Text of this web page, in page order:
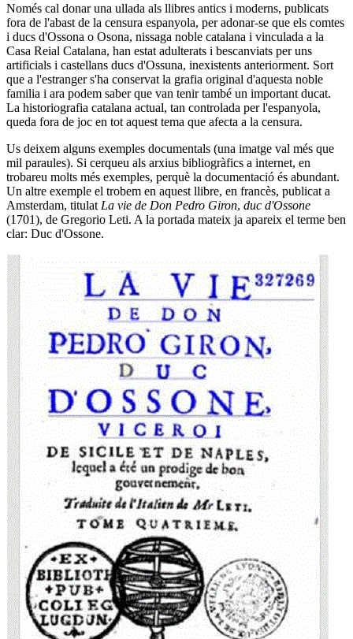
Només cal donar una ullada als llibres antics i moderns, publicats
fora de l'abast de la censura espanyola, per adonar-se que els comtes
i ducs d'Ossona o Osona, nissaga noble catalana i vinculada a la
Casa Reial Catalana, han estat adulterats i bescanviats per uns
artificials i castellans ducs d'Ossuna, inexistents anteriorment. Sort
que a l'estranger s'ha conservat la grafia original d'aquesta noble
familia i ara podem saber que van tenir també un important ducat.
La historiografia catalana actual, tan controlada per l'espanyola,
queda fora de joc en tot aquest tema que afecta a la censura.
Us deixem alguns exemples documentals (una imatge val més que
mil paraules). Si cerqueu als arxius bibliogràfics a internet, en
trobareu molts més exemples, perquè la documentació és abundant.
Un altre exemple el trobem en aquest llibre, en francès, publicat a
Amsterdam, titulat La vie de Don Pedro Giron, duc d'Ossone
(1701), de Gregorio Leti. A la portada mateix ja apareix el terme ben
clar: Duc d'Ossone.